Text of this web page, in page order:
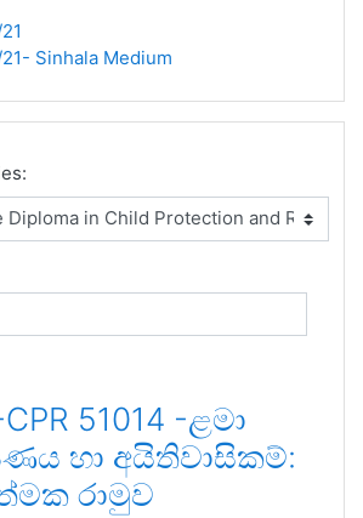
Sinhala Medium
51014 -ළමා
හා අයිතිවාසිකම්:
රාමුව